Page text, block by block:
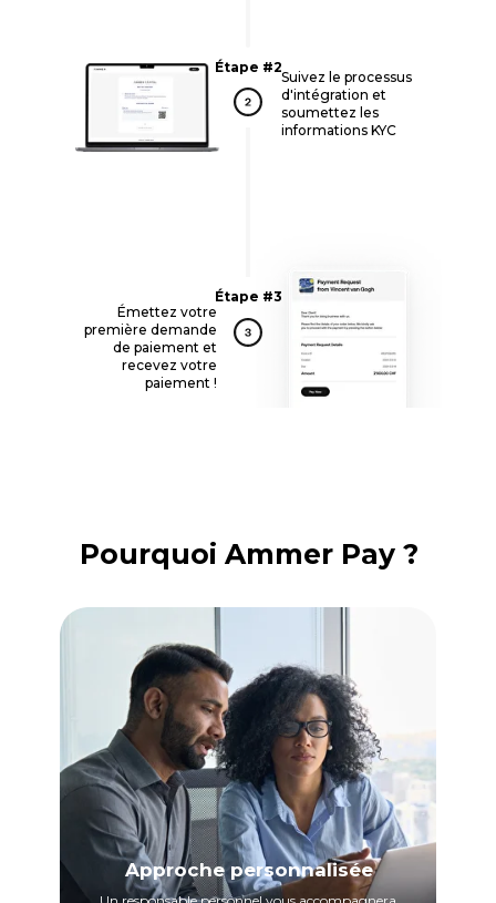
Émettez votre
première demande
de paiement et
recevez votre
paiement !
Suivez le processus
d'intégration et
soumettez les
informations KYC
Étape #2
Étape #3
Pourquoi Ammer Pay ?
Approche personnalisée